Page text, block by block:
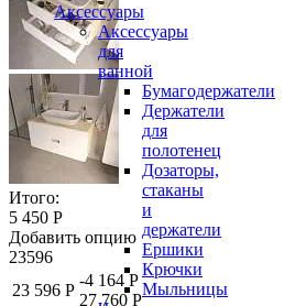
Аксессуары
Аксессуары
для
ванной
Бумагодержатели
Держатели
для
полотенец
Дозаторы,
стаканы
и
держатели
Ершики
Крючки
Мыльницы
Итого:
5 450 Р
Добавить опцию
23596
23 596 Р
-4 164 Р
27 760 Р